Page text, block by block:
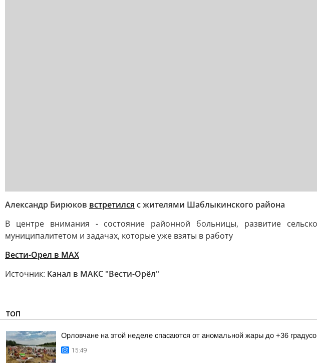
Александр Бирюков встретился с жителями Шаблыкинского района
В центре внимания - состояние районной больницы, развитие
муниципалитетом и задачах, которые уже взяты в работу
Вести-Орел в МАХ
Источник: Канал в МАКС "Вести-Орёл"
ТОП
Орловчане на этой неделе спасаются от аномальной жары до +36
15:49